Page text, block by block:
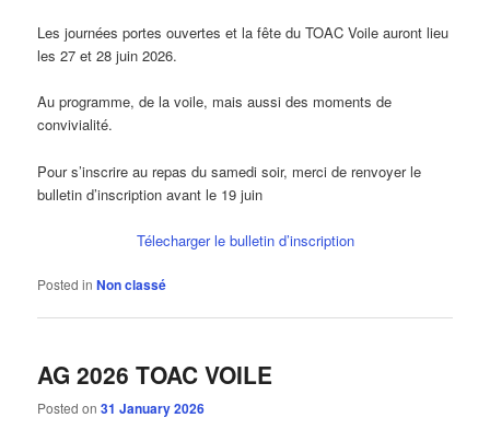
Les journées portes ouvertes et la fête du TOAC Voile auront lieu
les 27 et 28 juin 2026.
Au programme, de la voile, mais aussi des moments de
convivialité.
Pour s’inscrire au repas du samedi soir, merci de renvoyer le
bulletin d’inscription avant le 19 juin
Télecharger le bulletin d’inscription
Posted in Non classé
AG 2026 TOAC VOILE
Posted on31 January 2026